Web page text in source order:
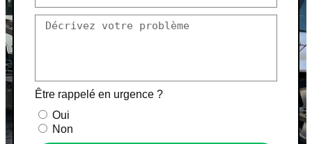
Être rappelé en urgence ?
Oui
Non